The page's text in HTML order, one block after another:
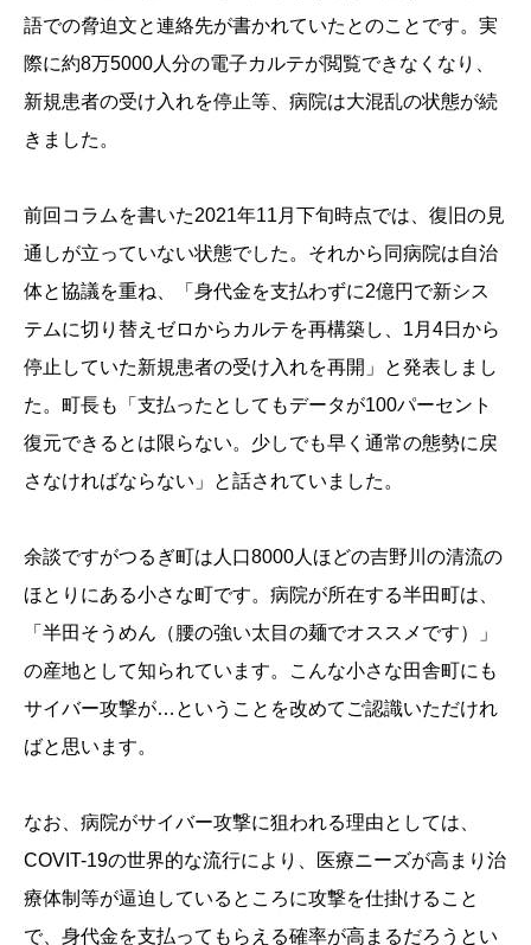
語での脅迫文と連絡先が書かれていたとのことです。実
際に約8万5000人分の電子カルテが閲覧できなくなり、
新規患者の受け入れを停止等、病院は大混乱の状態が続
きました。
前回コラムを書いた2021年11月下旬時点では、復旧の見
通しが立っていない状態でした。それから同病院は自治
体と協議を重ね、「身代金を支払わずに2億円で新シス
テムに切り替えゼロからカルテを再構築し、1月4日から
停止していた新規患者の受け入れを再開」と発表しまし
た。町長も「支払ったとしてもデータが100パーセント
復元できるとは限らない。少しでも早く通常の態勢に戻
さなければならない」と話されていました。
余談ですがつるぎ町は人口8000人ほどの吉野川の清流の
ほとりにある小さな町です。病院が所在する半田町は、
「半田そうめん（腰の強い太目の麺でオススメです）」
の産地として知られています。こんな小さな田舎町にも
サイバー攻撃が…ということを改めてご認識いただけれ
ばと思います。
なお、病院がサイバー攻撃に狙われる理由としては、
COVIT-19の世界的な流行により、医療ニーズが高まり治
療体制等が逼迫しているところに攻撃を仕掛けること
で、身代金を支払ってもらえる確率が高まるだろうとい